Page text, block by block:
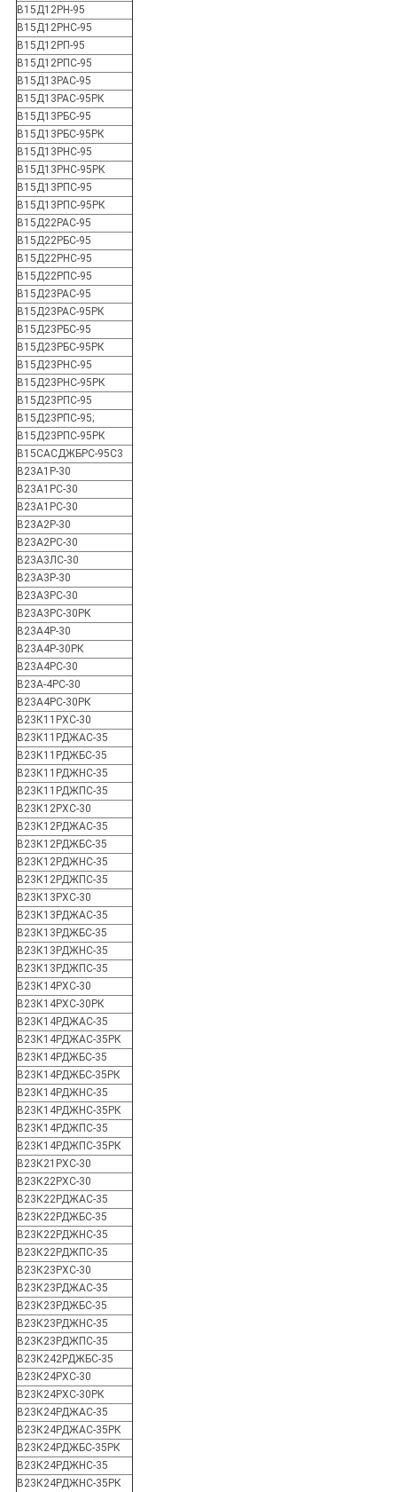
В15Д12РН-95
В15Д12РНС-95
В15Д12РП-95
В15Д12РПС-95
В15Д13РАС-95
В15Д13РАС-95РК
В15Д13РБС-95
В15Д13РБС-95РК
В15Д13РНС-95
В15Д13РНС-95РК
В15Д13РПС-95
В15Д13РПС-95РК
В15Д22РАС-95
В15Д22РБС-95
В15Д22РНС-95
В15Д22РПС-95
В15Д23РАС-95
В15Д23РАС-95РК
В15Д23РБС-95
В15Д23РБС-95РК
В15Д23РНС-95
В15Д23РНС-95РК
В15Д23РПС-95
В15Д23РПС-95;
В15Д23РПС-95РК
В15САСДЖБРС-95С3
В23А1Р-30
В23А1РС-30
В23А1РС-30
В23А2Р-30
В23А2РС-30
В23А3ЛС-30
В23А3Р-30
В23А3РС-30
В23А3РС-30РК
В23А4Р-30
В23А4Р-30РК
В23А4РС-30
В23А-4РС-30
В23А4РС-30РК
В23К11РХС-30
В23К11РДЖАС-35
В23К11РДЖБС-35
В23К11РДЖНС-35
В23К11РДЖПС-35
В23К12РХС-30
В23К12РДЖАС-35
В23К12РДЖБС-35
В23К12РДЖНС-35
В23К12РДЖПС-35
В23К13РХС-30
В23К13РДЖАС-35
В23К13РДЖБС-35
В23К13РДЖНС-35
В23К13РДЖПС-35
В23К14РХС-30
В23К14РХС-30РК
В23К14РДЖАС-35
В23К14РДЖАС-35РК
В23К14РДЖБС-35
В23К14РДЖБС-35РК
В23К14РДЖНС-35
В23К14РДЖНС-35РК
В23К14РДЖПС-35
В23К14РДЖПС-35РК
В23К21РХС-30
В23К22РХС-30
В23К22РДЖАС-35
В23К22РДЖБС-35
В23К22РДЖНС-35
В23К22РДЖПС-35
В23К23РХС-30
В23К23РДЖАС-35
В23К23РДЖБС-35
В23К23РДЖНС-35
В23К23РДЖПС-35
В23К242РДЖБС-35
В23К24РХС-30
В23К24РХС-30РК
В23К24РДЖАС-35
В23К24РДЖАС-35РК
В23К24РДЖБС-35РК
В23К24РДЖНС-35
В23К24РДЖНС-35РК